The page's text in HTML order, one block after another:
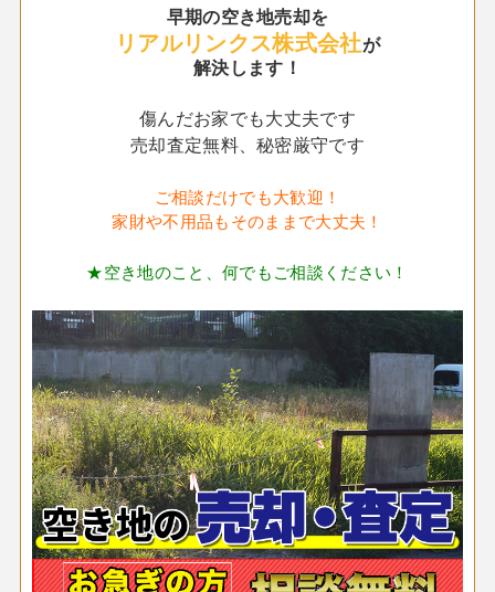
早期の空き地売却を
リアルリンクス株式会社が
解決します！
傷んだお家でも大丈夫です
売却査定無料、秘密厳守です
ご相談だけでも大歓迎！
家財や不用品もそのままで大丈夫！
★空き地のこと、何でもご相談ください！